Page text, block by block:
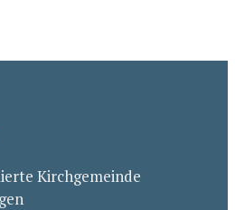
Kirchgemeinde